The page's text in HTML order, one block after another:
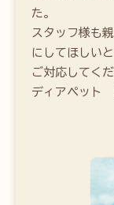
た。
スタッフ様も
にしてほしい
ご対応してく
ディアペット